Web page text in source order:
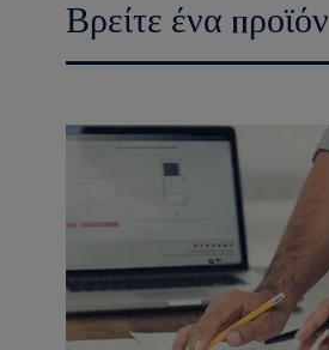
Βρείτε ένα προϊόν